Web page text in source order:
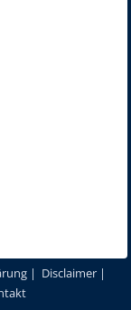
| Disclaimer |